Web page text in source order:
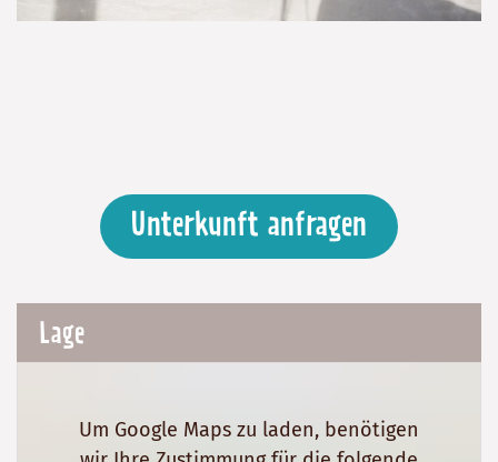
Unterkunft anfragen
Lage
Um Google Maps zu laden, benötigen